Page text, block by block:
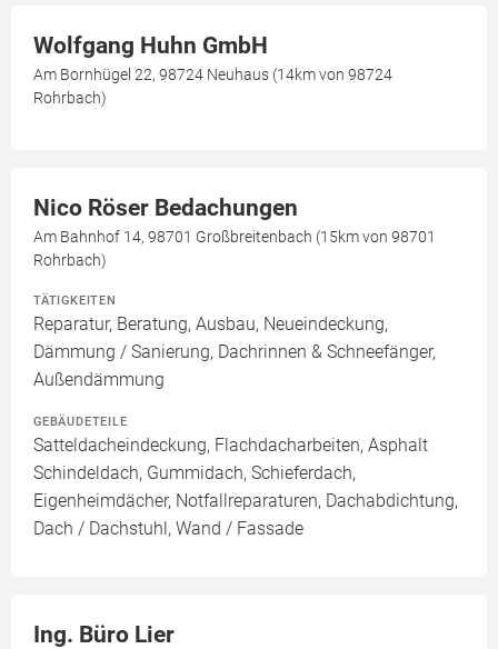
Wolfgang Huhn GmbH
Am Bornhügel 22, 98724 Neuhaus (14km von 98724
Rohrbach)
Nico Röser Bedachungen
Am Bahnhof 14, 98701 Großbreitenbach (15km von 98701
Rohrbach)
TÄTIGKEITEN
Reparatur, Beratung, Ausbau, Neueindeckung,
Dämmung / Sanierung, Dachrinnen & Schneefänger,
Außendämmung
GEBÄUDETEILE
Satteldacheindeckung, Flachdacharbeiten, Asphalt
Schindeldach, Gummidach, Schieferdach,
Eigenheimdächer, Notfallreparaturen, Dachabdichtung,
Dach / Dachstuhl, Wand / Fassade
Ing. Büro Lier